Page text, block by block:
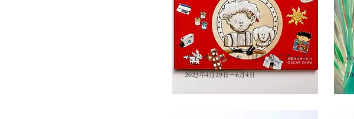
大岩オスカール「はじめてアート」
2023年4月29日－6月4日